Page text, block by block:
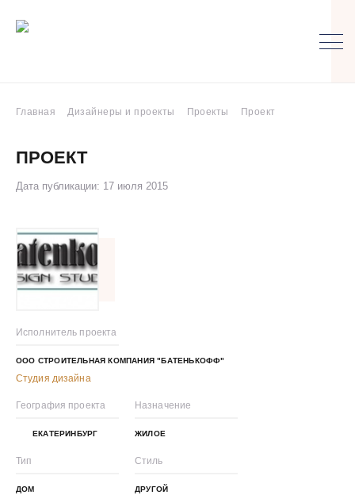
Главная Дизайнеры и проекты Проекты Проект
ПРОЕКТ
Дата публикации: 17 июля 2015
Исполнитель проекта
ООО СТРОИТЕЛЬНАЯ КОМПАНИЯ "БАТЕНЬКОФФ"
Студия дизайна
География проекта
ЕКАТЕРИНБУРГ
Назначение
ЖИЛОЕ
Тип
ДОМ
Стиль
ДРУГОЙ